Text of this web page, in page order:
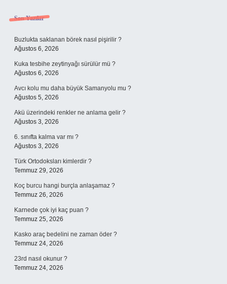
Sidebar
Son Yazılar
Buzlukta saklanan börek nasıl pişirilir ?
Ağustos 6, 2026
Kuka tesbihe zeytinyağı sürülür mü ?
Ağustos 6, 2026
Avcı kolu mu daha büyük Samanyolu mu ?
Ağustos 5, 2026
Akü üzerindeki renkler ne anlama gelir ?
Ağustos 3, 2026
6. sınıfta kalma var mı ?
Ağustos 3, 2026
Türk Ortodoksları kimlerdir ?
Temmuz 29, 2026
Koç burcu hangi burçla anlaşamaz ?
Temmuz 26, 2026
Karnede çok iyi kaç puan ?
Temmuz 25, 2026
Kasko araç bedelini ne zaman öder ?
Temmuz 24, 2026
23rd nasıl okunur ?
Temmuz 24, 2026